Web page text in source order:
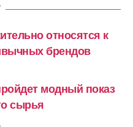
относятся к
брендов
модный показ
сырья